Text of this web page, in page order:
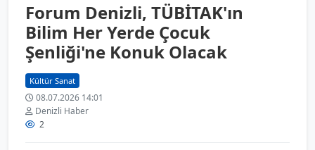
Forum Denizli, TÜBİTAK'ın
Bilim Her Yerde Çocuk
Şenliği'ne Konuk Olacak
Kültür Sanat
08.07.2026 14:01
Denizli Haber
2